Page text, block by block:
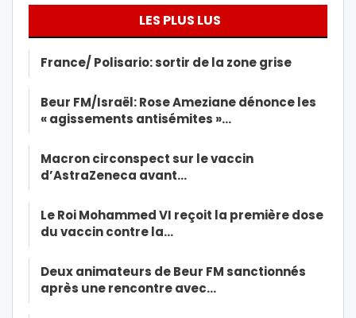
LES PLUS LUS
France/ Polisario: sortir de la zone grise
Beur FM/Israël: Rose Ameziane dénonce les
« agissements antisémites »…
Macron circonspect sur le vaccin
d’AstraZeneca avant…
Le Roi Mohammed VI reçoit la première dose
du vaccin contre la…
Deux animateurs de Beur FM sanctionnés
après une rencontre avec…